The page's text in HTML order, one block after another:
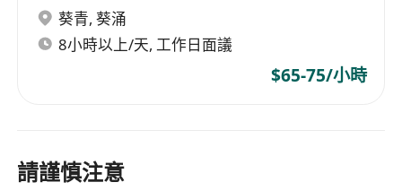
葵青, 葵涌
8小時以上/天, 工作日面議
$65-75/小時
請謹慎注意